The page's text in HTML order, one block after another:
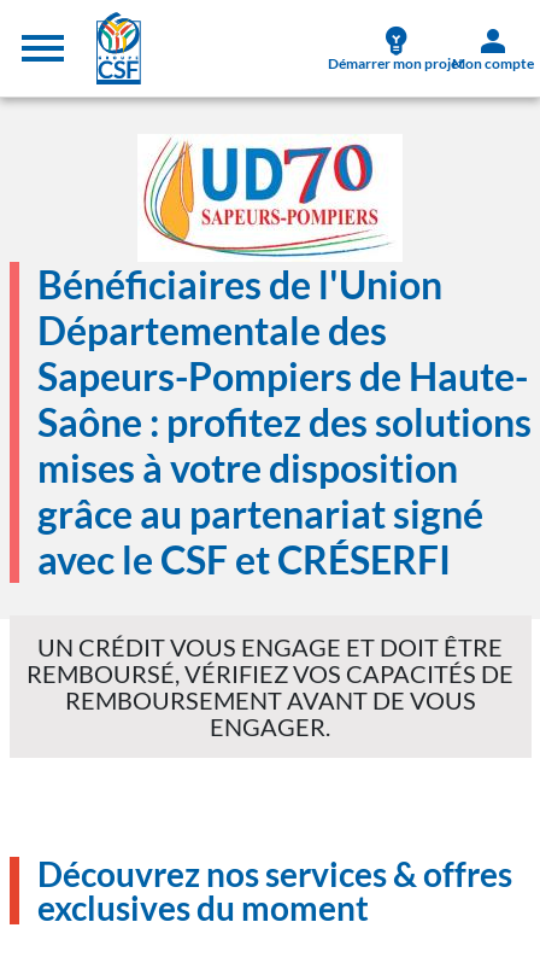
Aller au contenu principal
Démarrer mon projetMon compte
Image
Bénéficiaires de l'Union
Départementale des
Sapeurs-Pompiers de Haute-
Saône : profitez des solutions
mises à votre disposition
grâce au partenariat signé
avec le CSF et CRÉSERFI
UN CRÉDIT VOUS ENGAGE ET DOIT ÊTRE
REMBOURSÉ, VÉRIFIEZ VOS CAPACITÉS DE
REMBOURSEMENT AVANT DE VOUS
ENGAGER.
Découvrez nos services & offres
exclusives du moment